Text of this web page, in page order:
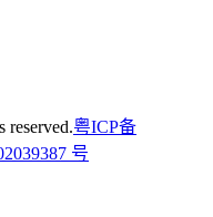
reserved.粤ICP备
号